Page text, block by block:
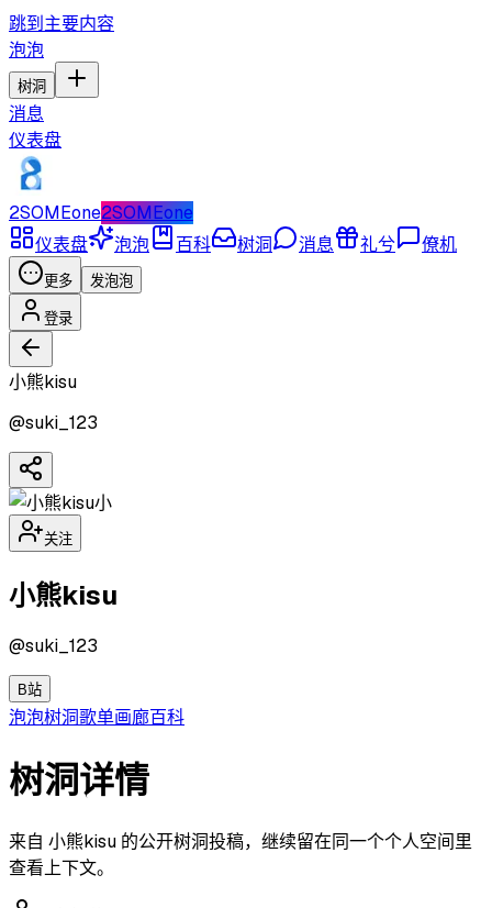
跳到主要内容
泡泡
树洞
消息
仪表盘
2SOMEone2SOMEone
仪表盘
泡泡 百科 树洞 消息 礼兮 僚机
更多 发泡泡
登录
小熊kisu
@suki_123
小
关注
小熊kisu
@suki_123
B站
泡泡树洞歌单画廊百科
树洞详情
来自 小熊kisu 的公开树洞投稿，继续留在同一个个人空间里
查看上下文。